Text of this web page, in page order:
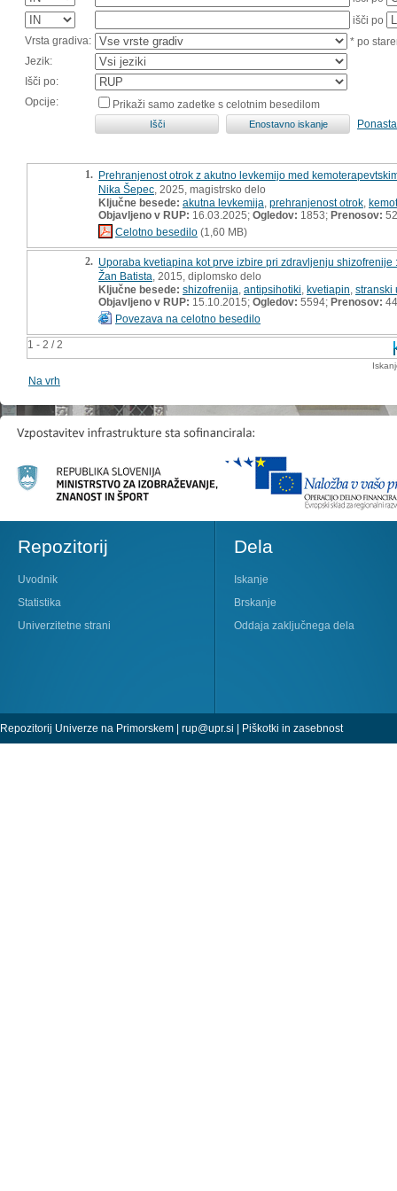
išči po
Vrsta gradiva:
* po
Jezik:
Išči po:
Opcije:
Prikaži samo zadetke s celotnim besedilom
1 - 2 / 2
1. Prehranjenost otrok z akutno levkemijo med
Nika Šepec , 2025, magistrsko delo
Ključne besede: akutna levkemija prehranjenost otrok
Objavljeno v RUP: 16.03.2025; Ogledov: 1853; Prenosov: 52
Celotno besedilo (1,60 MB)
2. Uporaba kvetiapina kot prve izbire pri zdravljenju shizofrenije
Žan Batista , 2015, diplomsko delo
Ključne besede: shizofrenija antipsihotiki kvetiapin stranski
Objavljeno v RUP: 15.10.2015; Ogledov: 5594; Prenosov: 44
Povezava na celotno besedilo
Na vrh
Repozitorij
Uvodnik
Statistika
Univerzitetne strani
Dela
Iskanje
Brskanje
Oddaja zaključnega dela
Repozitorij Univerze na Primorskem | rup@upr.si | Piškotki in zasebnost